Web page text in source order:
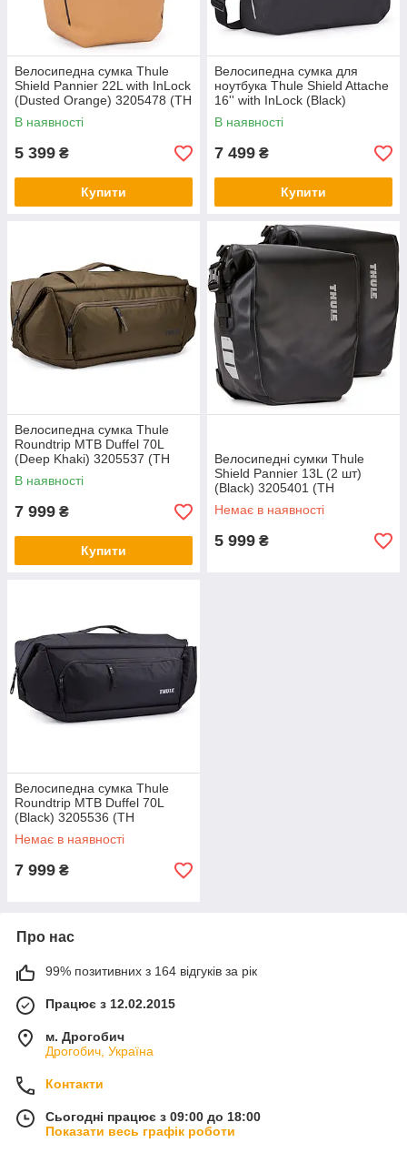
Велосипедна сумка Thule
Shield Pannier 22L with InLock
(Dusted Orange) 3205478 (TH
3205478)
В наявності
5 399 ₴
Купити
Велосипедна сумка для
ноутбука Thule Shield Attache
16'' with InLock (Black)
3205479 (TH 3205479)
В наявності
7 499 ₴
Купити
Велосипедна сумка Thule
Roundtrip MTB Duffel 70L
(Deep Khaki) 3205537 (TH
3205537)
В наявності
7 999 ₴
Купити
Велосипедні сумки Thule
Shield Pannier 13L (2 шт)
(Black) 3205401 (TH
3205401)
Немає в наявності
5 999 ₴
Велосипедна сумка Thule
Roundtrip MTB Duffel 70L
(Black) 3205536 (TH
3205536)
Немає в наявності
7 999 ₴
Про нас
99% позитивних з 164 відгуків за рік
Працює з 12.02.2015
м. Дрогобич
Дрогобич, Україна
Контакти
Сьогодні працює з 09:00 до 18:00
Показати весь графік роботи